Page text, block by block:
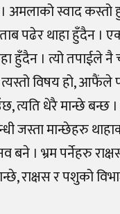
स्वाद कस्तो
पढेर थाहा हुँदैन ।
हुँदैन । त्यो तपाईले नै
त्यस्तो विषय हो,
त्यति धेरै मान्छे बन्छ ।
जस्ता मान्छेहरु
बने । भ्रम पर्नेहरु
राक्षस र पशुको